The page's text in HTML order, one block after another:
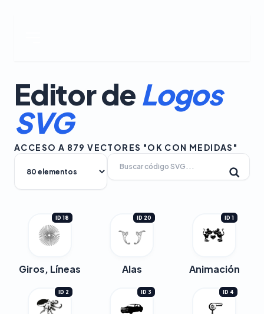
Editor deLogos
SVG
ACCESO A 879 VECTORES "OK CON MEDIDAS"
ID 18
Giros, Líneas
ID 20
Alas
ID 1
Animación
ID 2 ID 3 ID 4